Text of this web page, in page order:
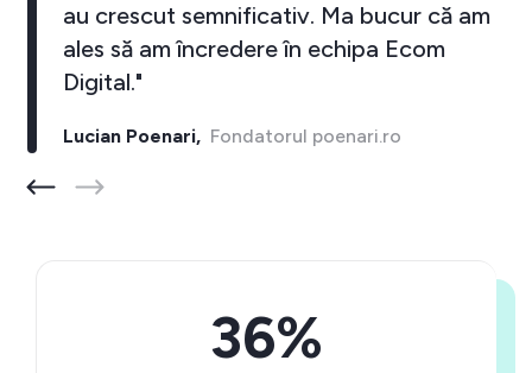
au crescut semnificativ. Ma bucur că am
ales să am încredere în echipa Ecom
Digital."
Lucian Poenari,Fondatorul poenari.ro
36%